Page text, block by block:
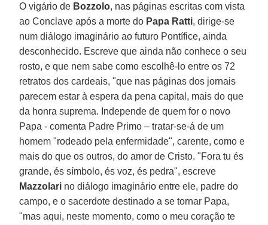
O vigário de Bozzolo, nas páginas escritas com vista
ao Conclave após a morte do Papa Ratti, dirige-se
num diálogo imaginário ao futuro Pontífice, ainda
desconhecido. Escreve que ainda não conhece o seu
rosto, e que nem sabe como escolhê-lo entre os 72
retratos dos cardeais, "que nas páginas dos jornais
parecem estar à espera da pena capital, mais do que
da honra suprema. Independe de quem for o novo
Papa - comenta Padre Primo – tratar-se-á de um
homem "rodeado pela enfermidade", carente, como e
mais do que os outros, do amor de Cristo. "Fora tu és
grande, és símbolo, és voz, és pedra", escreve
Mazzolari no diálogo imaginário entre ele, padre do
campo, e o sacerdote destinado a se tornar Papa,
"mas aqui, neste momento, como o meu coração te